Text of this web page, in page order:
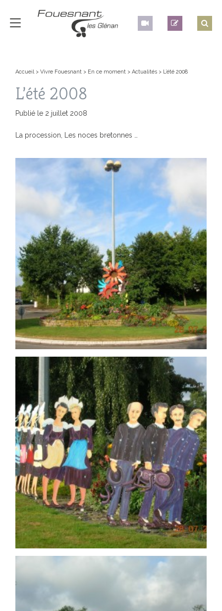
Accueil>Vivre Fouesnant > En ce moment >Actualités > L’été 2008
L’été 2008
Publié le 2 juillet 2008
La procession, Les noces bretonnes …